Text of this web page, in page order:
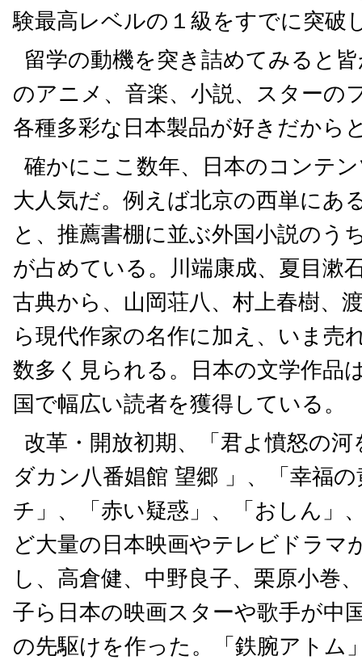
験最高レベルの１級をすでに突破
留学の動機を突き詰めてみると
のアニメ、音楽、小説、スターの
各種多彩な日本製品が好きだから
確かにここ数年、日本のコンテ
大人気だ。例えば北京の西単にあ
と、推薦書棚に並ぶ外国小説のう
が占めている。川端康成、夏目漱
古典から、山岡荘八、村上春樹、
ら現代作家の名作に加え、いま売
数多く見られる。日本の文学作品
国で幅広い読者を獲得している。
改革・開放初期、「君よ憤怒の
ダカン八番娼館 望郷 」、「幸福
チ」、「赤い疑惑」、「おしん」
ど大量の日本映画やテレビドラマ
し、高倉健、中野良子、栗原小巻
子ら日本の映画スターや歌手が中
の先駆けを作った。「鉄腕アトム